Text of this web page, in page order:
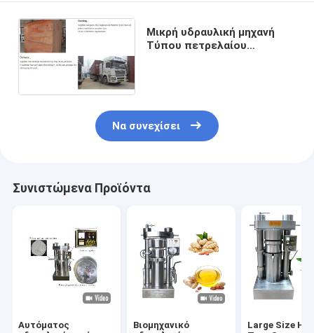
Μικρή υδραυλική μηχανή
Τύπου πετρελαίου
Να συνεχίσει
Συνιστώμενα Προϊόντα
Αυτόματος
Βιομηχανικό
Large Size